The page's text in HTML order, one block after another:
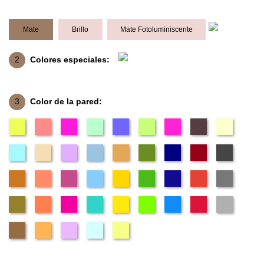
Mate Brillo Mate Fotoluminiscente
2 Colores especiales:
3 Color de la pared: